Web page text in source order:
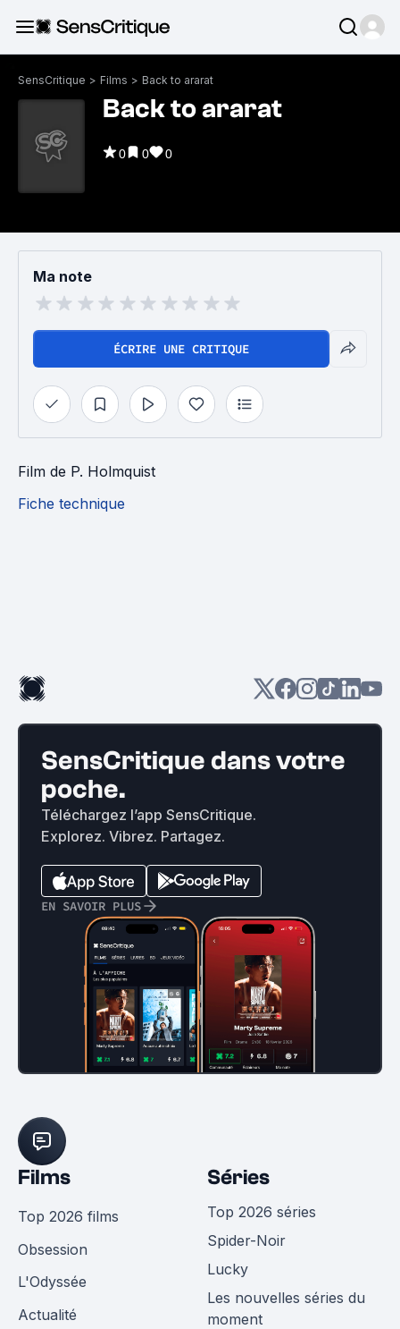
SensCritique > Films > Back to ararat
Back to ararat
0 0 0
Ma note
ÉCRIRE UNE CRITIQUE
Film de P. Holmquist
Fiche technique
SensCritique dans votre
poche.
Téléchargez l’app SensCritique.
Explorez. Vibrez. Partagez.
EN SAVOIR PLUS
Films
Top 2026 films
Obsession
L'Odyssée
Actualité
Séries
Top 2026 séries
Spider-Noir
Lucky
Les nouvelles séries du
moment